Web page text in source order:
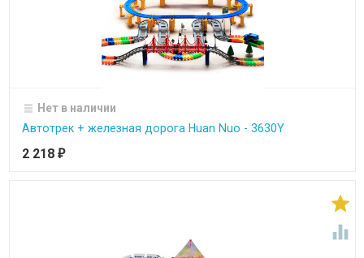
Нет в наличии
Автотрек + железная дорога Huan Nuo - 3630Y
2 218 ₽

